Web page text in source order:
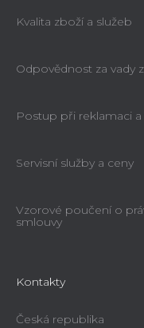
Kvalita zboží a služeb
Odpovědnost za vady
Postup při reklamaci a
Servisní služby a ceny
Vzorové poučení o
smlouvy
Kontakty
Česká republika